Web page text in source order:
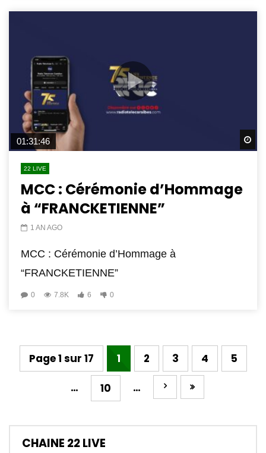
01:31:46
22 LIVE
MCC : Cérémonie d’Hommage
à “FRANCKETIENNE”
1 AN AGO
MCC : Cérémonie d’Hommage à
“FRANCKETIENNE”
0 7.8K 6 0
Page 1 sur 17 1 2 3 4 5
… 10 …
CHAINE 22 LIVE